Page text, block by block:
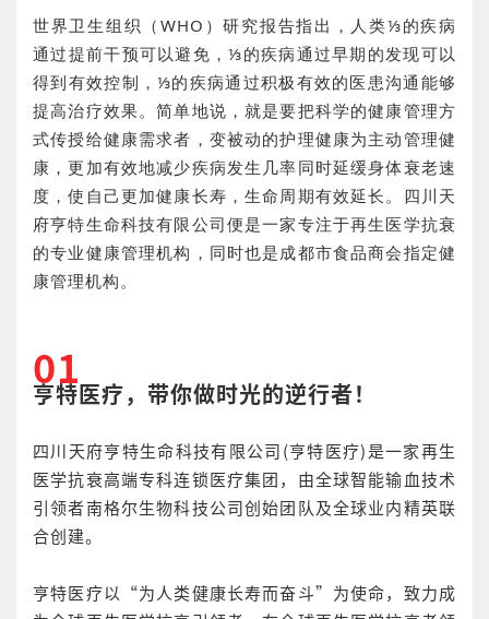
世界卫生组织（WHO）研究报告指出，人类⅓的疾病
通过提前干预可以避免，⅓的疾病通过早期的发现可以
得到有效控制，⅓的疾病通过积极有效的医患沟通能够
提高治疗效果。简单地说，就是要把科学的健康管理方
式传授给健康需求者，变被动的护理健康为主动管理健
康，更加有效地减少疾病发生几率同时延缓身体衰老速
度，使自己更加健康长寿，生命周期有效延长。四川天
府亨特生命科技有限公司便是一家专注于再生医学抗衰
的专业健康管理机构，同时也是成都市食品商会指定健
康管理机构。
01
亨特医疗，带你做时光的逆行者！
四川天府亨特生命科技有限公司(亨特医疗)是一家再生
医学抗衰高端专科连锁医疗集团，由全球智能输血技术
引领者南格尔生物科技公司创始团队及全球业内精英联
合创建。
亨特医疗以“为人类健康长寿而奋斗”为使命，致力成